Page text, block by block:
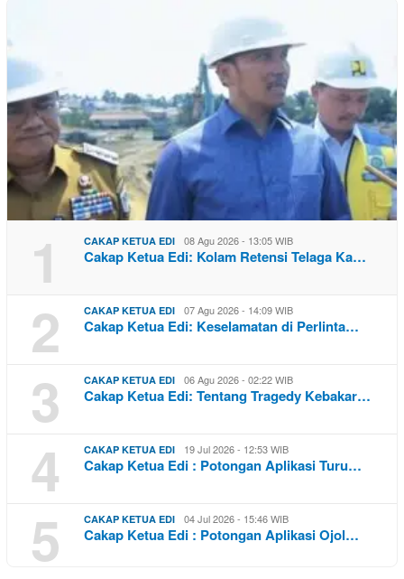
1 CAKAP KETUA EDI 08 Agu 2026 - 13:05 WIB
Cakap Ketua Edi: Kolam Retensi Telaga Ka…
2 CAKAP KETUA EDI 07 Agu 2026 - 14:09 WIB
Cakap Ketua Edi: Keselamatan di Perlinta…
3 CAKAP KETUA EDI 06 Agu 2026 - 02:22 WIB
Cakap Ketua Edi: Tentang Tragedy Kebakar…
4 CAKAP KETUA EDI 19 Jul 2026 - 12:53 WIB
Cakap Ketua Edi : Potongan Aplikasi Turu…
5 CAKAP KETUA EDI 04 Jul 2026 - 15:46 WIB
Cakap Ketua Edi : Potongan Aplikasi Ojol…